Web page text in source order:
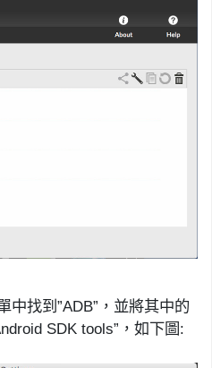
中找到 ”ADB” ，並將其中的
SDK tools” ，如下圖: